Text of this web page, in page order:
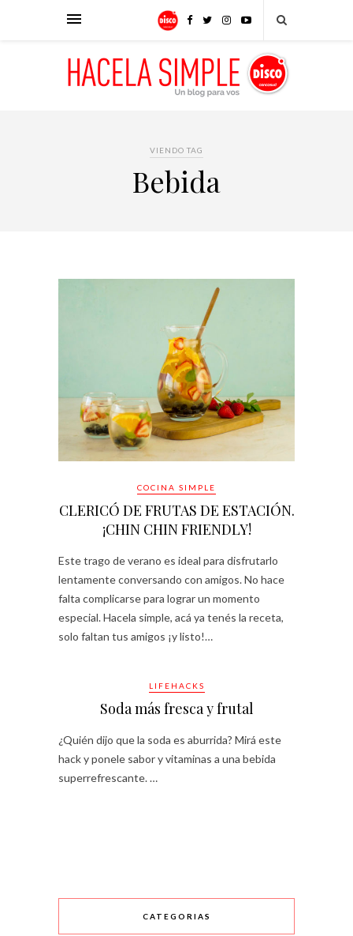
VIENDO TAG
Bebida
COCINA SIMPLE
CLERICÓ DE FRUTAS DE ESTACIÓN.
¡CHIN CHIN FRIENDLY!
Este trago de verano es ideal para disfrutarlo
lentamente conversando con amigos. No hace
falta complicarse para lograr un momento
especial. Hacela simple, acá ya tenés la receta,
solo faltan tus amigos ¡y listo!…
LIFEHACKS
Soda más fresca y frutal
¿Quién dijo que la soda es aburrida? Mirá este
hack y ponele sabor y vitaminas a una bebida
superrefrescante. …
CATEGORIAS